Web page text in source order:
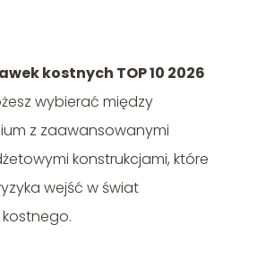
kostnych TOP 10 2026
wybierać między
z zaawansowanymi
konstrukcjami, które
wejść w świat